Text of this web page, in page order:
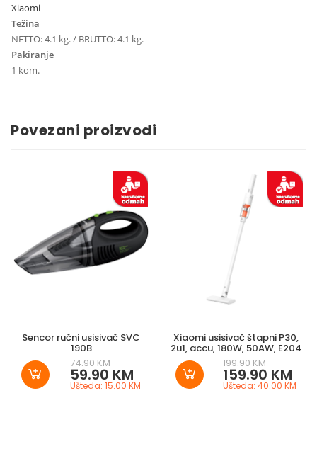
Xiaomi
Težina
NETTO: 4.1 kg. / BRUTTO: 4.1 kg.
Pakiranje
1 kom.
Povezani proizvodi
Sencor ručni usisivač SVC
190B
74.90 KM
59.90 KM
Ušteda: 15.00 KM
Xiaomi usisivač štapni P30,
2u1, accu, 180W, 50AW, E204
199.90 KM
159.90 KM
Ušteda: 40.00 KM